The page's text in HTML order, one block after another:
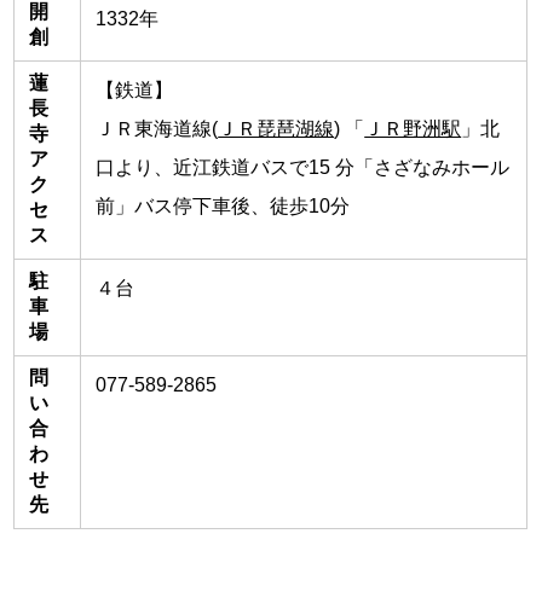
開
創
1332年
蓮
長
寺
ア
ク
セ
ス
【鉄道】
ＪＲ東海道線( ＪＲ琵琶湖線) 「 ＪＲ野洲駅 」北
口より、近江鉄道バスで15 分「さざなみホール
前」バス停下車後、徒歩10分
駐
車
場
４台
問
い
合
わ
せ
先
077-589-2865